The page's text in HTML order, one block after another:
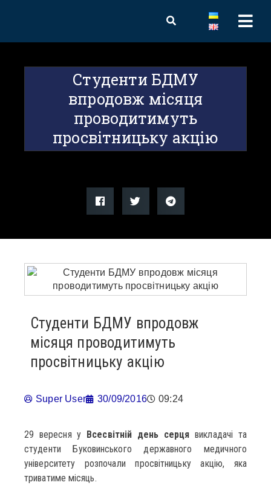
Студенти БДМУ
впродовж місяця
проводитимуть
просвітницьку акцію
Студенти БДМУ впродовж
місяця проводитимуть
просвітницьку акцію
Super User 30/09/2016 09:24
29 вересня у Всесвітній день серця викладачі та
студенти Буковинського державного медичного
університету розпочали просвітницьку акцію, яка
триватиме місяць.